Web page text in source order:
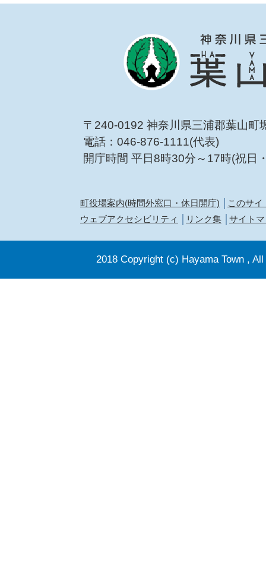
〒240-0192 神奈川県三浦郡葉山町
電話：046-876-1111(代表)
開庁時間 平日8時30分～17時(祝日
町役場案内(時間外窓口・休日開庁)
このサイ
ウェブアクセシビリティ
リンク集 サイト
2018 Copyright (c) Hayama Town ,